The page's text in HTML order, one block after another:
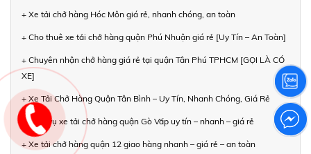
+ Xe tải chở hàng Hóc Môn giá rẻ, nhanh chóng, an toàn
+ Cho thuê xe tải chở hàng quận Phú Nhuận giá rẻ [Uy Tín – An Toàn]
+ Chuyên nhận chở hàng giá rẻ tại quận Tân Phú TPHCM [GỌI LÀ CÓ
XE]
+ Xe Tải Chở Hàng Quận Tân Bình – Uy Tín, Nhanh Chóng, Giá Rẻ
+ Dịch vụ xe tải chở hàng quận Gò Vấp uy tín – nhanh – giá rẻ
+ Xe tải chở hàng quận 12 giao hàng nhanh – giá rẻ – an toàn